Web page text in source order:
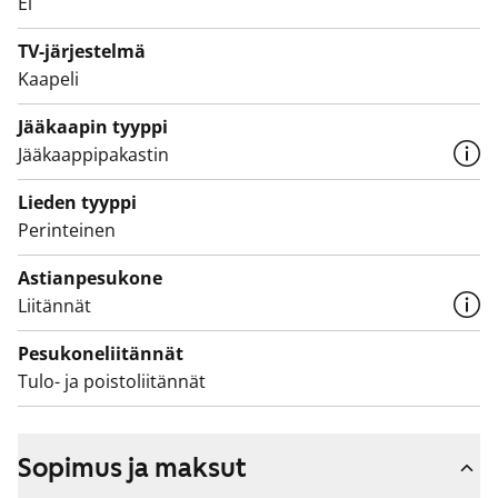
TV-järjestelmä
Kaapeli
Jääkaapin tyyppi
Jääkaappipakastin
Lieden tyyppi
Perinteinen
Astianpesukone
Liitännät
Pesukoneliitännät
Tulo- ja poistoliitännät
Sopimus ja maksut